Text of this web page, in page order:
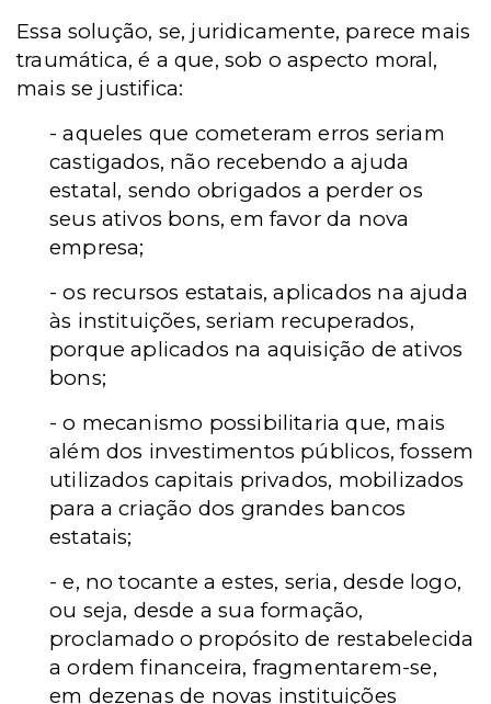
Essa solução, se, juridicamente, parece mais
traumática, é a que, sob o aspecto moral,
mais se justifica:
- aqueles que cometeram erros seriam
castigados, não recebendo a ajuda
estatal, sendo obrigados a perder os
seus ativos bons, em favor da nova
empresa;
- os recursos estatais, aplicados na ajuda
às instituições, seriam recuperados,
porque aplicados na aquisição de ativos
bons;
- o mecanismo possibilitaria que, mais
além dos investimentos públicos, fossem
utilizados capitais privados, mobilizados
para a criação dos grandes bancos
estatais;
- e, no tocante a estes, seria, desde logo,
ou seja, desde a sua formação,
proclamado o propósito de restabelecida
a ordem financeira, fragmentarem-se,
em dezenas de novas instituições